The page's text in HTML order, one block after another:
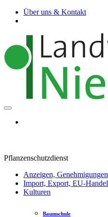
Über uns & Kontakt
Pflanzenschutzdienst
Anzeigen, Genehmigungen
Import, Export, EU-Handel
Kulturen
Baumschule